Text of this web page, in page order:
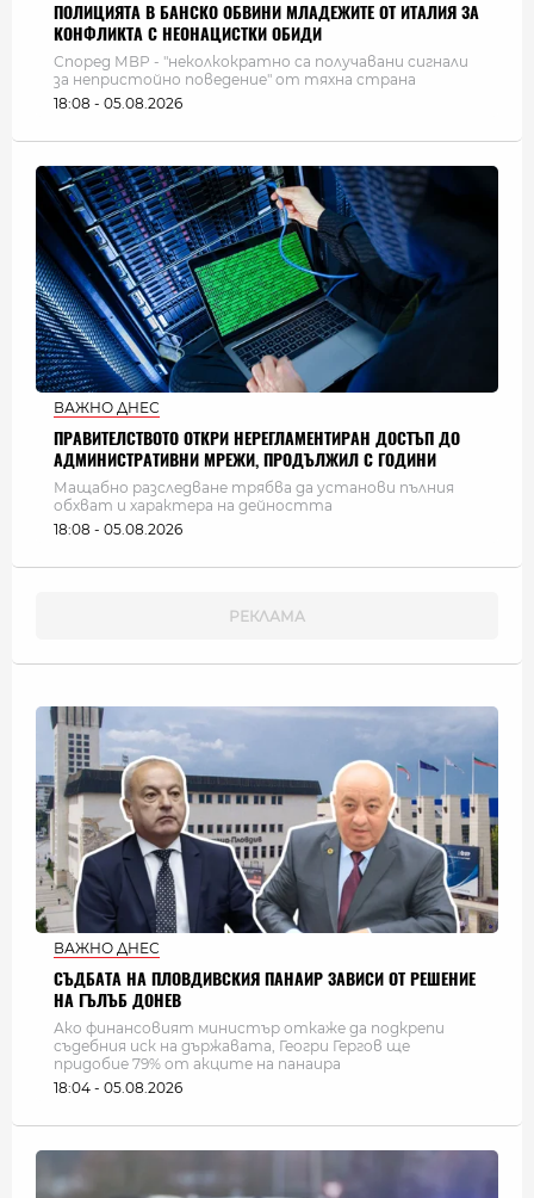
ПОЛИЦИЯТА В БАНСКО ОБВИНИ МЛАДЕЖИТЕ ОТ ИТАЛИЯ ЗА
КОНФЛИКТА С НЕОНАЦИСТКИ ОБИДИ
Според МВР - "неколкократно са получавани сигнали
за непристойно поведение" от тяхна страна
18:08 - 05.08.2026
ВАЖНО ДНЕС
ПРАВИТЕЛСТВОТО ОТКРИ НЕРЕГЛАМЕНТИРАН ДОСТЪП ДО
АДМИНИСТРАТИВНИ МРЕЖИ, ПРОДЪЛЖИЛ С ГОДИНИ
Мащабно разследване трябва да установи пълния
обхват и характера на дейността
18:08 - 05.08.2026
ВАЖНО ДНЕС
СЪДБАТА НА ПЛОВДИВСКИЯ ПАНАИР ЗАВИСИ ОТ РЕШЕНИЕ
НА ГЪЛЪБ ДОНЕВ
Ако финансовият министър откаже да подкрепи
съдебния иск на държавата, Геогри Гергов ще
придобие 79% от акците на панаира
18:04 - 05.08.2026